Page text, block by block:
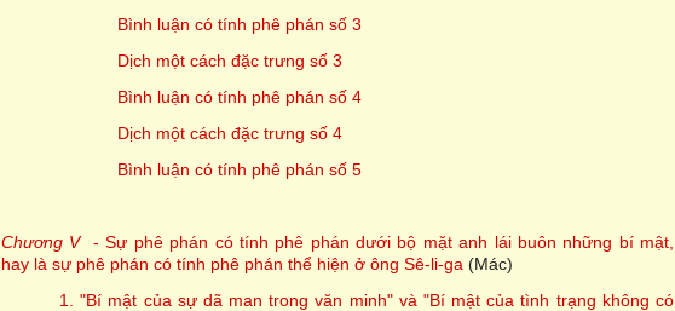
Bình luận có tính phê phán số 3
Dịch một cách đặc trưng số 3
Bình luận có tính phê phán số 4
Dịch một cách đặc trưng số 4
Bình luận có tính phê phán số 5
Chương V- Sự phê phán có tính phê phán dưới bộ mặt anh lái buôn những bí mật,
hay là sự phê phán có tính phê phán thể hiện ở ông Sê-li-ga (Mác)
1. "Bí mật của sự dã man trong văn minh" và "Bí mật của tình trạng không có